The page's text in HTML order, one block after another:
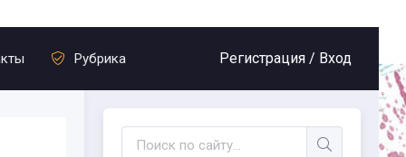
Рубрика Регистрация / Вход